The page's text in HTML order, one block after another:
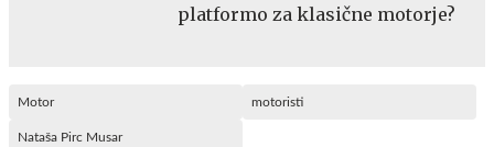
platformo za klasične motorje?
Motor motoristi
Nataša Pirc Musar